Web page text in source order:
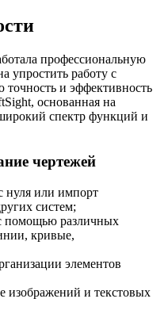
профессиональную
упростить работу с
и эффективность
основанная на
спектр функций и
чертежей
нуля или импорт
систем;
помощью различных
кривые,
элементов
изображений и текстовых